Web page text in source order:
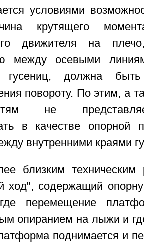
условиями
крутящего
движителя на
между осевыми
гусениц, должна
повороту. По этим, а
не
в качестве опорной
внутренними краями
близким
ход", содержащий
перемещение
опиранием на лыжи и
поднимается и